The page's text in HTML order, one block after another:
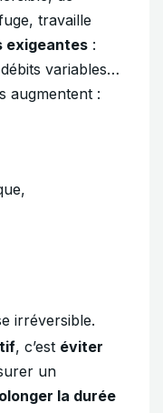
travaille
exigeantes :
variables…
augmentent :
irréversible.
, c’est éviter
un
la durée